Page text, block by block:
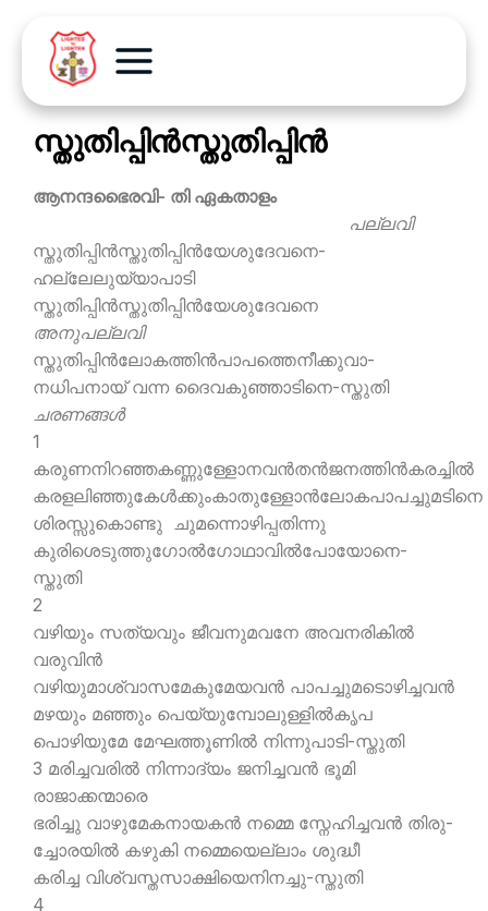
സ്തുതിപ്പിന്‍സ്തുതിപ്പിന്‍
ആനന്ദഭൈരവി- തി ഏകതാളം
പല്ലവി
സ്തുതിപ്പിന്‍സ്തുതിപ്പിന്‍യേശുദേവനെ-
ഹല്ലേലുയ്യാപാടി
സ്തുതിപ്പിന്‍സ്തുതിപ്പിന്‍യേശുദേവനെ
അനുപല്ലവി
സ്തുതിപ്പിന്‍ലോകത്തിന്‍പാപത്തെനീക്കുവാ-
നധിപനായ് വന്ന ദൈവകുഞ്ഞാടിനെ-സ്തുതി
ചരണങ്ങള്‍
1
കരുണനിറഞ്ഞകണ്ണുള്ളോനവന്‍തന്‍ജനത്തിന്‍കരച്ചില്‍
കരളലിഞ്ഞുകേള്‍ക്കുംകാതുള്ളോന്‍ലോകപാപച്ചുമടിനെ
ശിരസ്സുകൊണ്ടു ചുമന്നൊഴിപ്പതിന്നു
കുരിശെടുത്തുഗോല്‍ഗോഥാവില്‍പോയോനെ-
സ്തുതി
2
വഴിയും സത്യവും ജീവനുമവനേ അവനരികില്‍
വരുവിന്‍
വഴിയുമാശ്വാസമേകുമേയവന്‍ പാപച്ചുമടൊഴിച്ചവന്‍
മഴയും മഞ്ഞും പെയ്യുമ്പോലുള്ളില്‍കൃപ
പൊഴിയുമേ മേഘത്തൂണില്‍ നിന്നുപാടി-സ്തുതി
3 മരിച്ചവരില്‍ നിന്നാദ്യം ജനിച്ചവന്‍ ഭൂമി
രാജാക്കന്മാരെ
ഭരിച്ചു വാഴുമേകനായകന്‍ നമ്മെ സ്നേഹിച്ചവന്‍ തിരു-
ച്ചോരയില്‍ കഴുകി നമ്മെയെല്ലാം ശുദ്ധീ
കരിച്ച വിശ്വസ്തസാക്ഷിയെനിനച്ചു-സ്തുതി
4